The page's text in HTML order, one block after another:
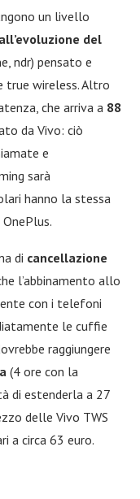
un livello
all’evoluzione del
ndr) pensato e
wireless. Altro
che arriva a 88
da Vivo: ciò
e
sarà
hanno la stessa
di cancellazione
l’abbinamento allo
con i telefoni
le cuffie
raggiungere
(4 ore con la
di estenderla a 27
delle Vivo TWS
a circa 63 euro.